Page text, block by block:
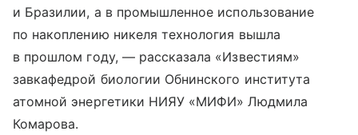
и Бразилии, а в промышленное использование
по накоплению никеля технология вышла
в прошлом году, — рассказала «Известиям»
завкафедрой биологии Обнинского института
атомной энергетики НИЯУ «МИФИ» Людмила
Комарова.